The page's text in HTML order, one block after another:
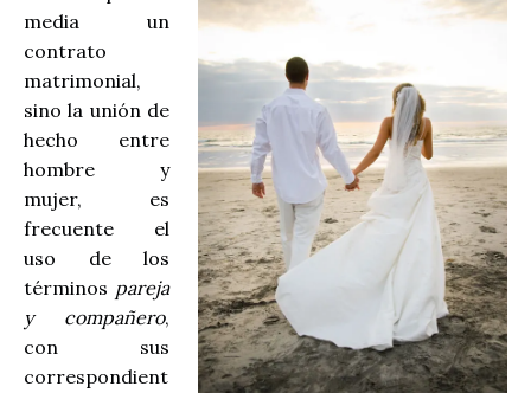
media un
contrato
matrimonial,
sino la unión de
hecho entre
hombre y
mujer, es
frecuente el
uso de los
términos pareja
y compañero,
con sus
correspondient